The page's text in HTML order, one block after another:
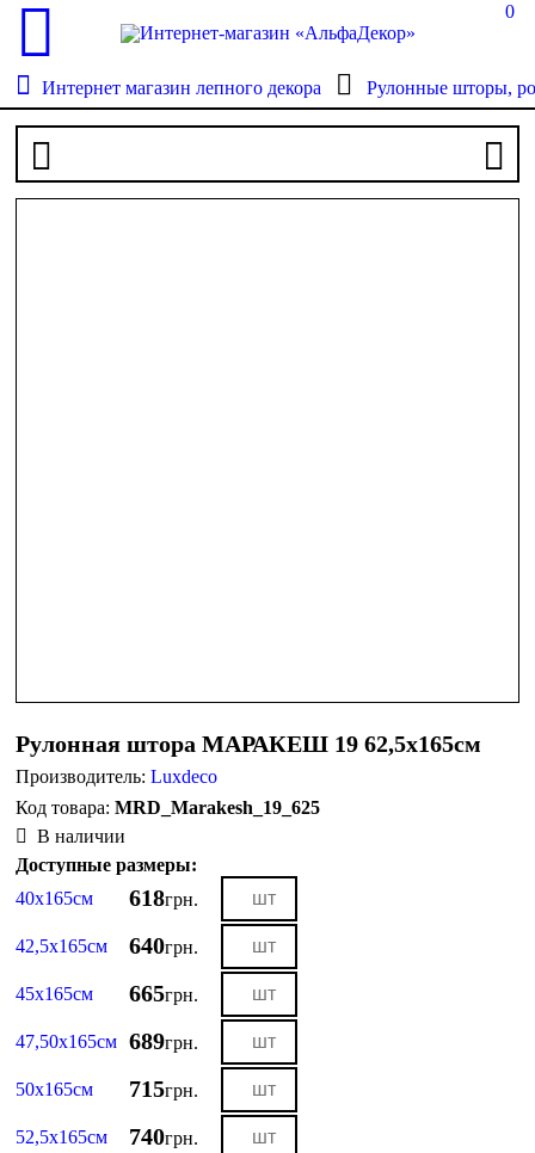
0
Интернет магазин лепного декора Рулонные шторы,
Рулонная штора МАРАКЕШ 19 62,5х165см
Производитель:Luxdeco
MRD_Marakesh_19_625
В наличии
Доступные размеры:
40х165см
618грн.
42,5х165см 640грн.
45х165см 665грн.
47,50х165см 689грн.
50х165см 715грн.
52,5х165см 740грн.